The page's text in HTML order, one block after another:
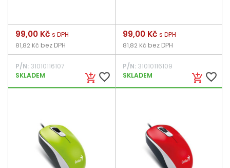
add_shopping_cart favorite_border
Cena
99,00 Kč s DPH
81,82 Kč bez DPH
P/N: 31010116107
SKLADEM
add_shopping_cart favorite_border
Cena
99,00 Kč s DPH
81,82 Kč bez DPH
P/N:31010116109
SKLADEM